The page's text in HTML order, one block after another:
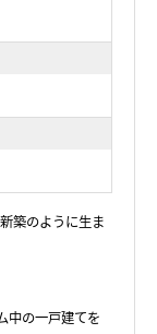
築のように生ま
中の一戸建てを